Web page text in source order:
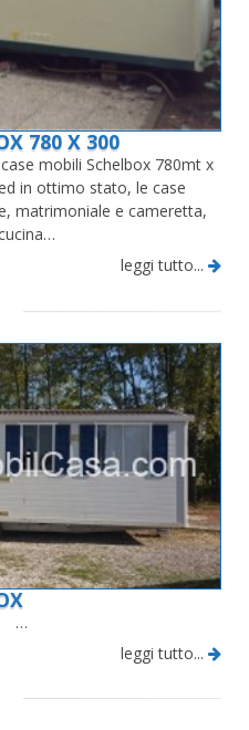
780 X 300
mobili Schelbox 780mt x
in ottimo stato, le case
matrimoniale e cameretta,
leggi tutto...
leggi tutto...